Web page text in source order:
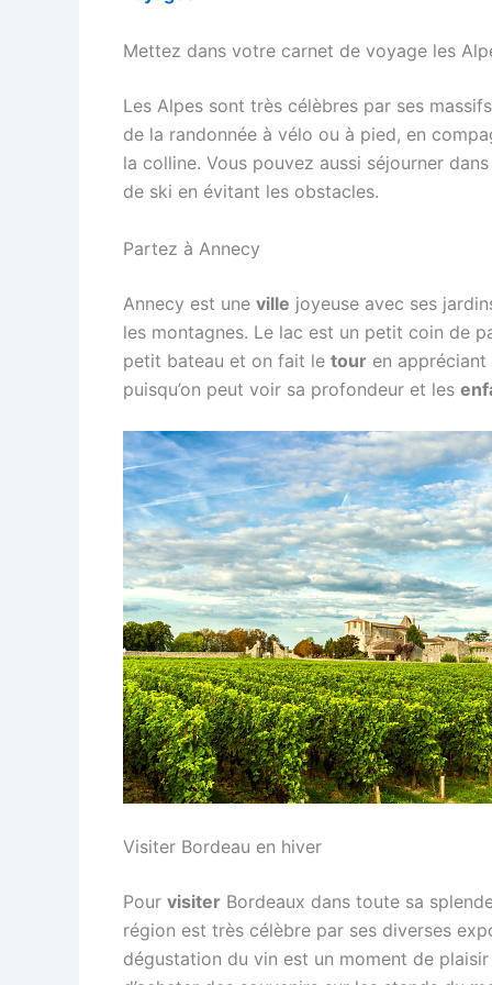
Mettez dans votre carnet de voyage les
Les Alpes sont très célèbres par ses
de la randonnée à vélo ou à pied, en
la colline. Vous pouvez aussi séjourner
de ski en évitant les obstacles.
Partez à Annecy
Annecy est une ville joyeuse avec ses
les montagnes. Le lac est un petit coin de
petit bateau et on fait le tour en
puisqu’on peut voir sa profondeur et les
Visiter Bordeau en hiver
Pour visiter Bordeaux dans toute sa
région est très célèbre par ses diverses
dégustation du vin est un moment de